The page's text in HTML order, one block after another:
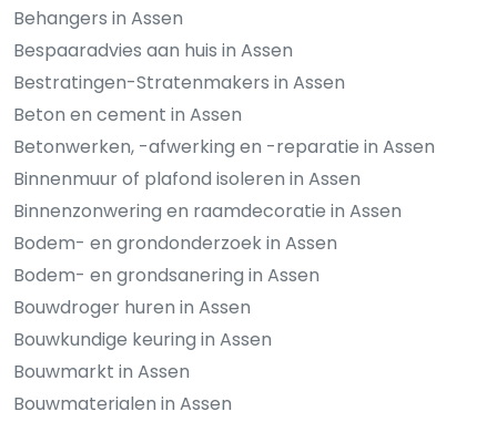
Behangers in Assen
Bespaaradvies aan huis in Assen
Bestratingen-Stratenmakers in Assen
Beton en cement in Assen
Betonwerken, -afwerking en -reparatie in Assen
Binnenmuur of plafond isoleren in Assen
Binnenzonwering en raamdecoratie in Assen
Bodem- en grondonderzoek in Assen
Bodem- en grondsanering in Assen
Bouwdroger huren in Assen
Bouwkundige keuring in Assen
Bouwmarkt in Assen
Bouwmaterialen in Assen